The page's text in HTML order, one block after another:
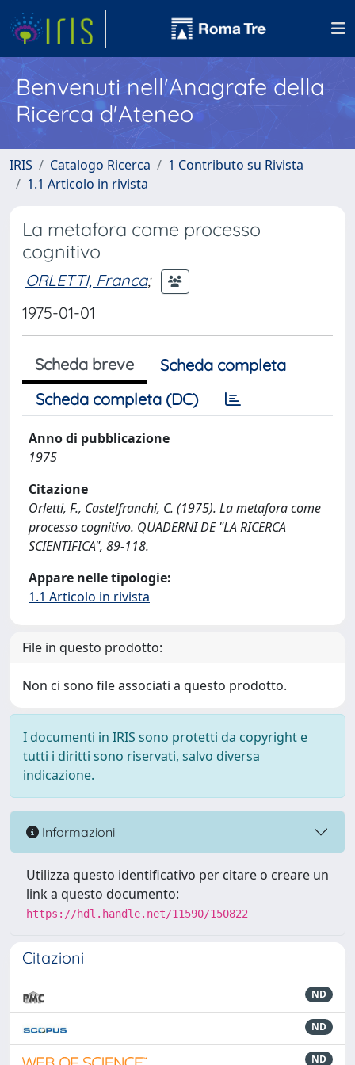
Benvenuti nell'Anagrafe della
Ricerca d'Ateneo
IRIS Catalogo Ricerca
1 Contributo su Rivista
1.1 Articolo in rivista
La metafora come processo
cognitivo
ORLETTI, Franca;
1975-01-01
Scheda breve
Scheda completa
Scheda completa (DC)
Anno di pubblicazione
1975
Citazione
Orletti, F., Castelfranchi, C. (1975). La metafora come
processo cognitivo. QUADERNI DE "LA RICERCA
SCIENTIFICA", 89-118.
Appare nelle tipologie:
1.1 Articolo in rivista
File in questo prodotto:
Non ci sono file associati a questo prodotto.
I documenti in IRIS sono protetti da copyright e
tutti i diritti sono riservati, salvo diversa
indicazione.
Informazioni
Utilizza questo identificativo per citare o creare un
link a questo documento:
https://hdl.handle.net/11590/150822
Citazioni
ND
ND
ND